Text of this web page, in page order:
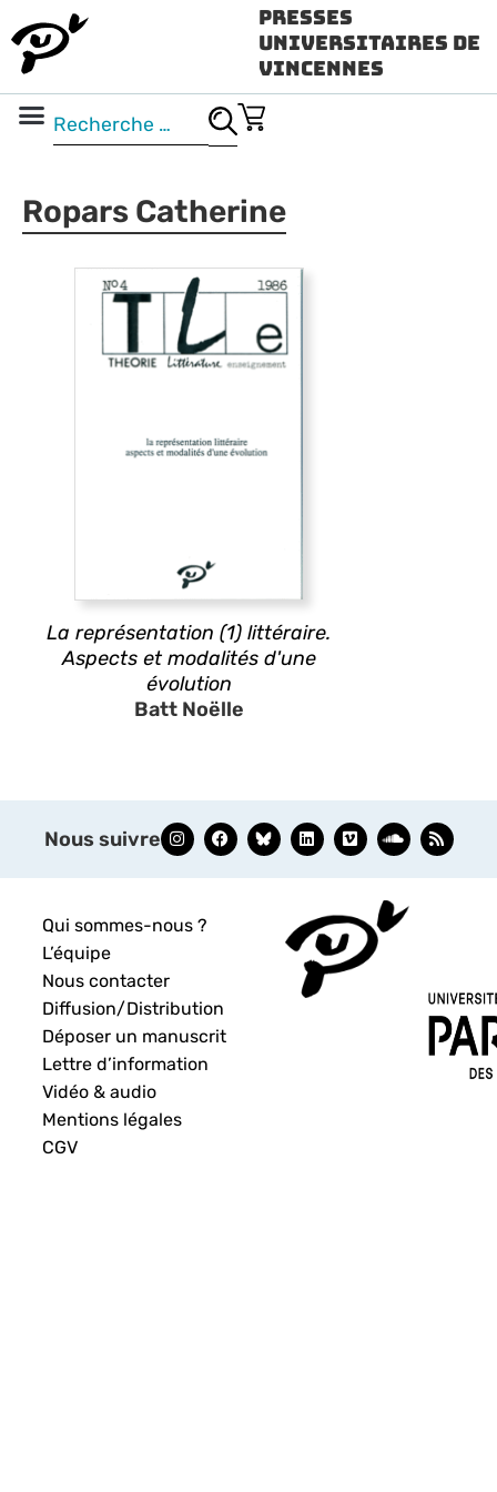
Presses
Universitaires de
Vincennes
Ropars Catherine
La représentation (1) littéraire.
Aspects et modalités d'une
évolution
Batt Noëlle
Nous suivre
Qui sommes-nous ?
L’équipe
Nous contacter
Diffusion/Distribution
Déposer un manuscrit
Lettre d’information
Vidéo & audio
Mentions légales
CGV